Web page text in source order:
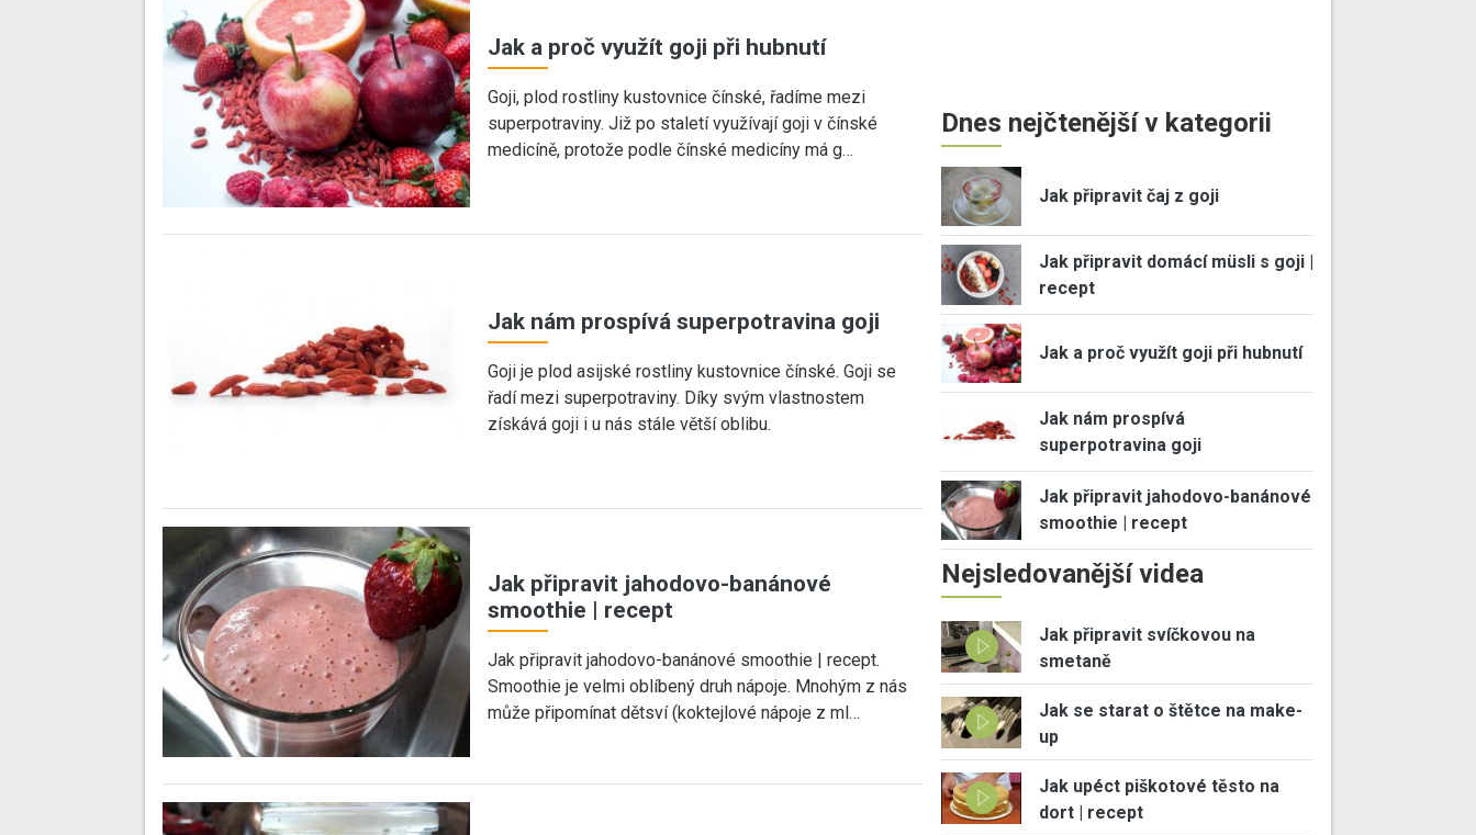
Jak a proč využít goji při hubnutí
Goji, plod rostliny kustovnice čínské, řadíme mezi
superpotraviny. Již po staletí využívají goji v čínské
medicíně, protože podle čínské medicíny má g…
Jak nám prospívá superpotravina goji
Goji je plod asijské rostliny kustovnice čínské. Goji se
řadí mezi superpotraviny. Díky svým vlastnostem
získává goji i u nás stále větší oblibu.
Jak připravit jahodovo-banánové
smoothie | recept
Jak připravit jahodovo-banánové smoothie | recept.
Smoothie je velmi oblíbený druh nápoje. Mnohým z nás
může připomínat dětsví (koktejlové nápoje z ml…
Dnes nejčtenější v kategorii
Jak připravit čaj z goji
Jak připravit domácí müsli s goji |
recept
Jak a proč využít goji při hubnutí
Jak nám prospívá
superpotravina goji
Jak připravit jahodovo-banánové
smoothie | recept
Nejsledovanější videa
Jak připravit svíčkovou na
smetaně
Jak se starat o štětce na make-
up
Jak upéct piškotové těsto na
dort | recept